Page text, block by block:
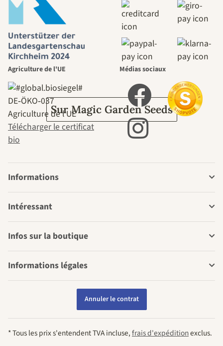
nous-mêmes,
passe par le
jardin.
Sur Magic Garden Seeds
Agriculture de l'UE
DE‑ÖKO‑037
Agriculture de l'UE
Télécharger le certificat
bio
Médias sociaux
Informations
Intéressant
Infos sur la boutique
Informations légales
Annuler le contrat
* Tous les prix s'entendent TVA incluse,frais d'expéditionexclus.